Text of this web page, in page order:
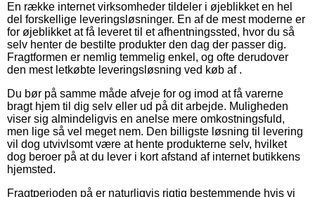
En række internet virksomheder tildeler i øjeblikket en hel
del forskellige leveringsløsninger. En af de mest moderne er
for øjeblikket at få leveret til et afhentningssted, hvor du så
selv henter de bestilte produkter den dag der passer dig.
Fragtformen er nemlig temmelig enkel, og ofte derudover
den mest letkøbte leveringsløsning ved køb af .
Du bør på samme måde afveje for og imod at få varerne
bragt hjem til dig selv eller ud på dit arbejde. Muligheden
viser sig almindeligvis en anelse mere omkostningsfuld,
men lige så vel meget nem. Den billigste løsning til levering
vil dog utvivlsomt være at hente produkterne selv, hvilket
dog beroer på at du lever i kort afstand af internet butikkens
hjemsted.
Fragtperioden på er naturligvis rigtig bestemmende hvis vi